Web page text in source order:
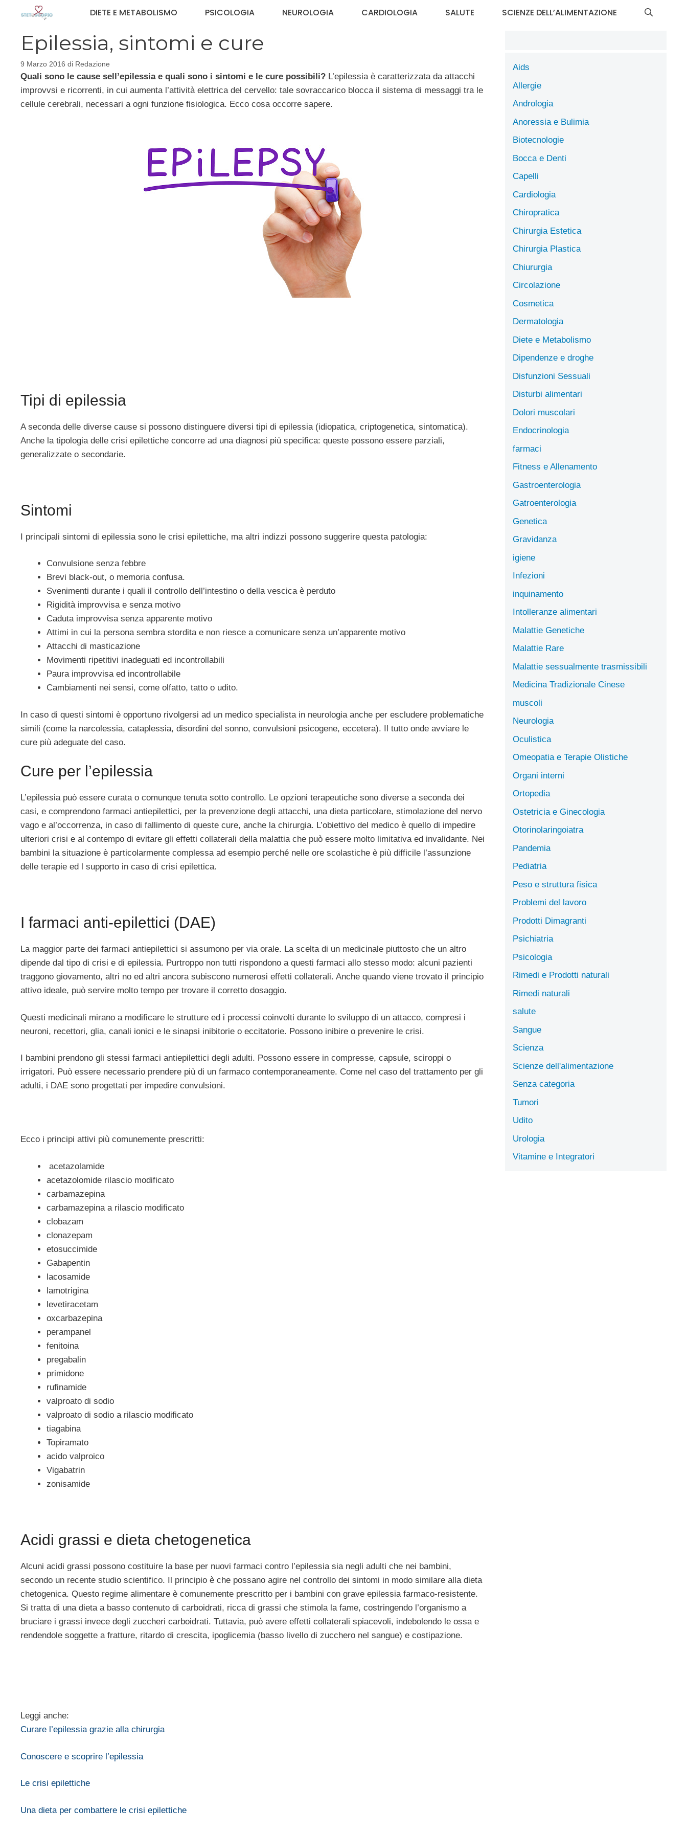
contenuto
DIETE E METABOLISMO PSICOLOGIA NEUROLOGIA CARDIOLOGIA SALUTE SCIENZE DELL’ALIMENTAZIONE
Epilessia, sintomi e cure
9 Marzo 2016 di Redazione
Quali sono le cause sell’epilessia e quali sono i sintomi e le cure possibili? L’epilessia è caratterizzata da attacchi
improvvsi e ricorrenti, in cui aumenta l’attività elettrica del cervello: tale sovraccarico blocca il sistema di messaggi tra le
cellule cerebrali, necessari a ogni funzione fisiologica. Ecco cosa occorre sapere.
Tipi di epilessia
A seconda delle diverse cause si possono distinguere diversi tipi di epilessia (idiopatica, criptogenetica, sintomatica).
Anche la tipologia delle crisi epilettiche concorre ad una diagnosi più specifica: queste possono essere parziali,
generalizzate o secondarie.
Sintomi
I principali sintomi di epilessia sono le crisi epilettiche, ma altri indizzi possono suggerire questa patologia:
Convulsione senza febbre
Brevi black-out, o memoria confusa.
Svenimenti durante i quali il controllo dell’intestino o della vescica è perduto
Rigidità improvvisa e senza motivo
Caduta improvvisa senza apparente motivo
Attimi in cui la persona sembra stordita e non riesce a comunicare senza un’apparente motivo
Attacchi di masticazione
Movimenti ripetitivi inadeguati ed incontrollabili
Paura improvvisa ed incontrollabile
Cambiamenti nei sensi, come olfatto, tatto o udito.
In caso di questi sintomi è opportuno rivolgersi ad un medico specialista in neurologia anche per escludere problematiche
simili (come la narcolessia, cataplessia, disordini del sonno, convulsioni psicogene, eccetera). Il tutto onde avviare le
cure più adeguate del caso.
Cure per l’epilessia
L’epilessia può essere curata o comunque tenuta sotto controllo. Le opzioni terapeutiche sono diverse a seconda dei
casi, e comprendono farmaci antiepilettici, per la prevenzione degli attacchi, una dieta particolare, stimolazione del nervo
vago e al’occorrenza, in caso di fallimento di queste cure, anche la chirurgia. L’obiettivo del medico è quello di impedire
ulteriori crisi e al contempo di evitare gli effetti collaterali della malattia che può essere molto limitativa ed invalidante. Nei
bambini la situazione è particolarmente complessa ad esempio perché nelle ore scolastiche è più difficile l’assunzione
delle terapie ed l supporto in caso di crisi epilettica.
I farmaci anti-epilettici (DAE)
La maggior parte dei farmaci antiepilettici si assumono per via orale. La scelta di un medicinale piuttosto che un altro
dipende dal tipo di crisi e di epilessia. Purtroppo non tutti rispondono a questi farmaci allo stesso modo: alcuni pazienti
traggono giovamento, altri no ed altri ancora subiscono numerosi effetti collaterali. Anche quando viene trovato il principio
attivo ideale, può servire molto tempo per trovare il corretto dosaggio.
Questi medicinali mirano a modificare le strutture ed i processi coinvolti durante lo sviluppo di un attacco, compresi i
neuroni, recettori, glia, canali ionici e le sinapsi inibitorie o eccitatorie. Possono inibire o prevenire le crisi.
I bambini prendono gli stessi farmaci antiepilettici degli adulti. Possono essere in compresse, capsule, sciroppi o
irrigatori. Può essere necessario prendere più di un farmaco contemporaneamente. Come nel caso del trattamento per gli
adulti, i DAE sono progettati per impedire convulsioni.
Ecco i principi attivi più comunemente prescritti:
acetazolamide
acetazolomide rilascio modificato
carbamazepina
carbamazepina a rilascio modificato
clobazam
clonazepam
etosuccimide
Gabapentin
lacosamide
lamotrigina
levetiracetam
oxcarbazepina
perampanel
fenitoina
pregabalin
primidone
rufinamide
valproato di sodio
valproato di sodio a rilascio modificato
tiagabina
Topiramato
acido valproico
Vigabatrin
zonisamide
Acidi grassi e dieta chetogenetica
Alcuni acidi grassi possono costituire la base per nuovi farmaci contro l’epilessia sia negli adulti che nei bambini,
secondo un recente studio scientifico. Il principio è che possano agire nel controllo dei sintomi in modo similare alla dieta
chetogenica. Questo regime alimentare è comunemente prescritto per i bambini con grave epilessia farmaco-resistente.
Si tratta di una dieta a basso contenuto di carboidrati, ricca di grassi che stimola la fame, costringendo l’organismo a
bruciare i grassi invece degli zuccheri carboidrati. Tuttavia, può avere effetti collaterali spiacevoli, indebolendo le ossa e
rendendole soggette a fratture, ritardo di crescita, ipoglicemia (basso livello di zucchero nel sangue) e costipazione.
Leggi anche:
Curare l’epilessia grazie alla chirurgia
Conoscere e scoprire l’epilessia
Le crisi epilettiche
Una dieta per combattere le crisi epilettiche
Aids
Allergie
Andrologia
Anoressia e Bulimia
Biotecnologie
Bocca e Denti
Capelli
Cardiologia
Chiropratica
Chirurgia Estetica
Chirurgia Plastica
Chiururgia
Circolazione
Cosmetica
Dermatologia
Diete e Metabolismo
Dipendenze e droghe
Disfunzioni Sessuali
Disturbi alimentari
Dolori muscolari
Endocrinologia
farmaci
Fitness e Allenamento
Gastroenterologia
Gatroenterologia
Genetica
Gravidanza
igiene
Infezioni
inquinamento
Intolleranze alimentari
Malattie Genetiche
Malattie Rare
Malattie sessualmente trasmissibili
Medicina Tradizionale Cinese
muscoli
Neurologia
Oculistica
Omeopatia e Terapie Olistiche
Organi interni
Ortopedia
Ostetricia e Ginecologia
Otorinolaringoiatra
Pandemia
Pediatria
Peso e struttura fisica
Problemi del lavoro
Prodotti Dimagranti
Psichiatria
Psicologia
Rimedi e Prodotti naturali
Rimedi naturali
salute
Sangue
Scienza
Scienze dell'alimentazione
Senza categoria
Tumori
Udito
Urologia
Vitamine e Integratori